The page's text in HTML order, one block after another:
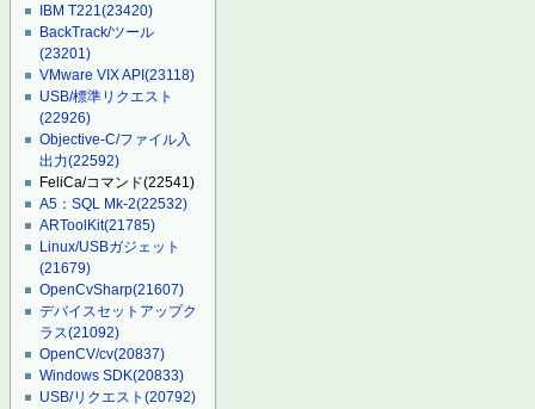
IBM T221(23420)
BackTrack/ツール
(23201)
VMware VIX API(23118)
USB/標準リクエスト
(22926)
Objective-C/ファイル入
出力(22592)
FeliCa/コマンド(22541)
A5：SQL Mk-2(22532)
ARToolKit(21785)
Linux/USBガジェット
(21679)
OpenCvSharp(21607)
デバイスセットアップク
ラス(21092)
OpenCV/cv(20837)
Windows SDK(20833)
USB/リクエスト(20792)